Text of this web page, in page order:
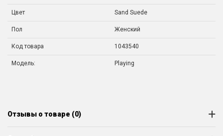
Цвет Sand Suede
Пол Женский
Код товара 1043540
Модель: Playing
Отзывы о товаре (0)